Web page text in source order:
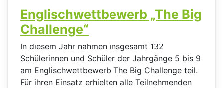
Englischwettbewerb „The Big
Challenge“
In diesem Jahr nahmen insgesamt 132
Schülerinnen und Schüler der Jahrgänge 5 bis 9
am Englischwettbewerb The Big Challenge teil.
Für ihren Einsatz erhielten alle Teilnehmenden